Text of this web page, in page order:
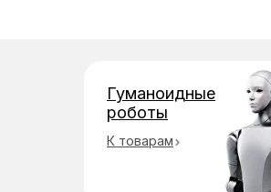
К товарам
Гуманоидные
роботы